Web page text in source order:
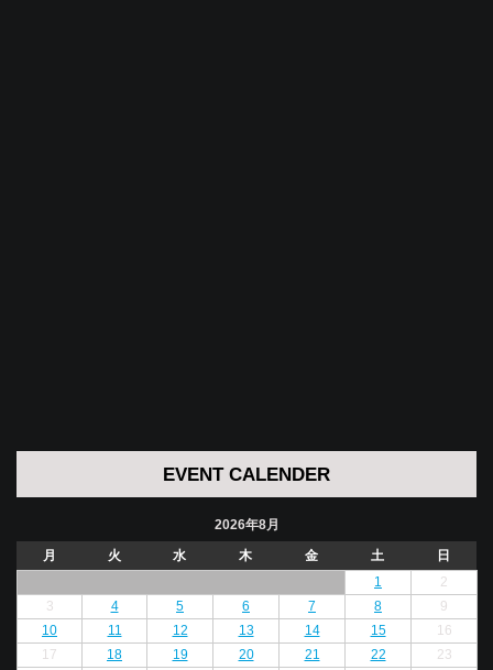
EVENT CALENDER
2026年8月
月
火 水 木 金 土
日
1
2
3
4 5 6 7 8
9
10
11 12 13 14 15
16
17
18 19 20 21 22
23